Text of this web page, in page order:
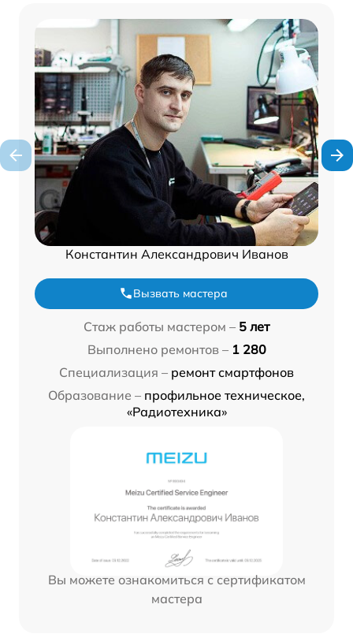
Константин Александрович Иванов
Вызвать мастера
Стаж работы мастером – 5 лет
Выполнено ремонтов – 1 280
Специализация – ремонт смартфонов
Образование – профильное техническое,
«Радиотехника»
Вы можете ознакомиться с сертификатом
мастера